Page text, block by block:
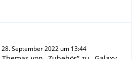
28. September 2022 um 13:44